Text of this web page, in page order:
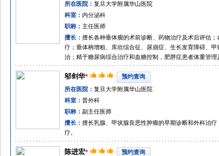
所在医院： 复旦大学附属华山医院
科室： 内分泌科
职称： 主任医师
擅长： 擅长各种垂体瘤的术前诊断、药物治疗及术后评估
疗；垂体柄增粗、库欣综合征、尿崩症、生长发育障碍、
治；精于糖尿病综合治疗和血糖控制，肥胖症患者体重管理
邬剑华*
预约查询
所在医院： 复旦大学附属华山医院
科室： 普外科
职称： 副主任医师
擅长： 擅长乳腺、甲状腺良恶性肿瘤的早期诊断和外科治
疗。
陈进宏*
预约查询